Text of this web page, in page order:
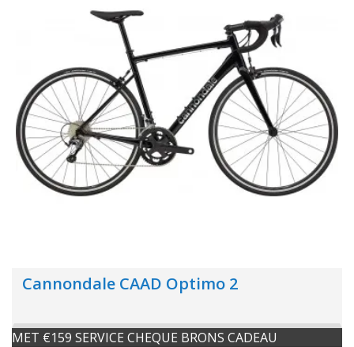
Cannondale CAAD Optimo 2
MET €159 SERVICE CHEQUE BRONS CADEAU